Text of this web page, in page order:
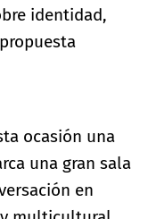
identidad,
ocasión una
una gran sala
en